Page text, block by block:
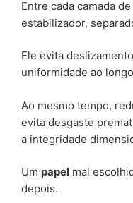
Entre cada camada
estabilizador,
Ele evita
uniformidade ao
Ao mesmo tempo,
evita desgaste
a integridade
Um papel mal
depois.